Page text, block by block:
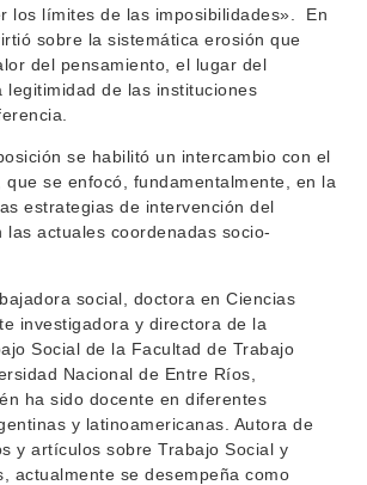
los límites de las imposibilidades». En
sobre la sistemática erosión que
del pensamiento, el lugar del
legitimidad de las instituciones
se habilitó un intercambio con el
que se enfocó, fundamentalmente, en la
estrategias de intervención del
las actuales coordenadas socio-
social, doctora en Ciencias
investigadora y directora de la
Social de la Facultad de Trabajo
Nacional de Entre Ríos,
ha sido docente en diferentes
y latinoamericanas. Autora de
y artículos sobre Trabajo Social y
actualmente se desempeña como